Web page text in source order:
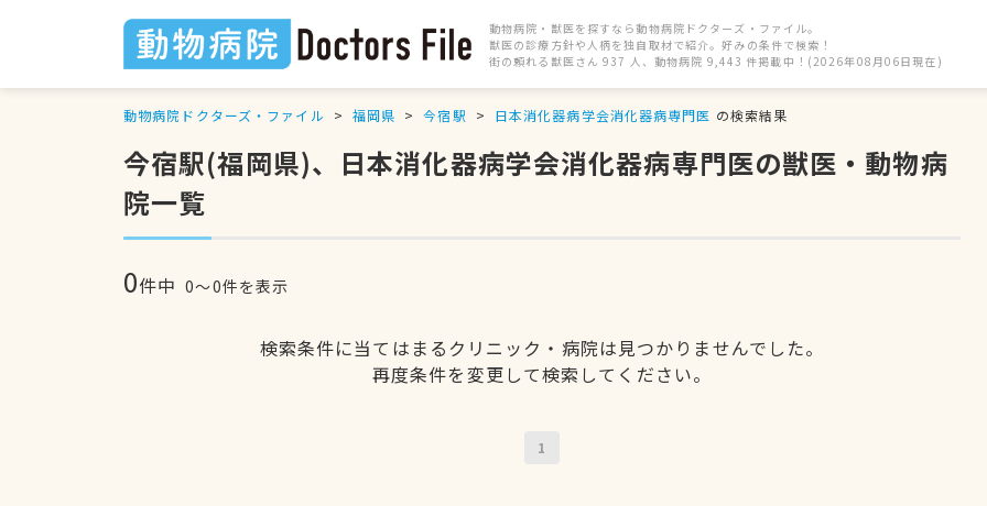
動物病院・獣医を探すなら動物病院ドクターズ・ファイル。
獣医の診療方針や人柄を独自取材で紹介。好みの条件で検索！
街の頼れる獣医さん 937 人、動物病院 9,443 件掲載中！(2026年08月06日現在)
動物病院ドクターズ・ファイル 福岡県 今宿駅 日本消化器病学会消化器病専門医 の検索結果
今宿駅(福岡県)、日本消化器病学会消化器病専門医の獣医・動物病
院一覧
0件中 0〜0件を表示
検索条件に当てはまるクリニック・病院は見つかりませんでした。
再度条件を変更して検索してください。
1